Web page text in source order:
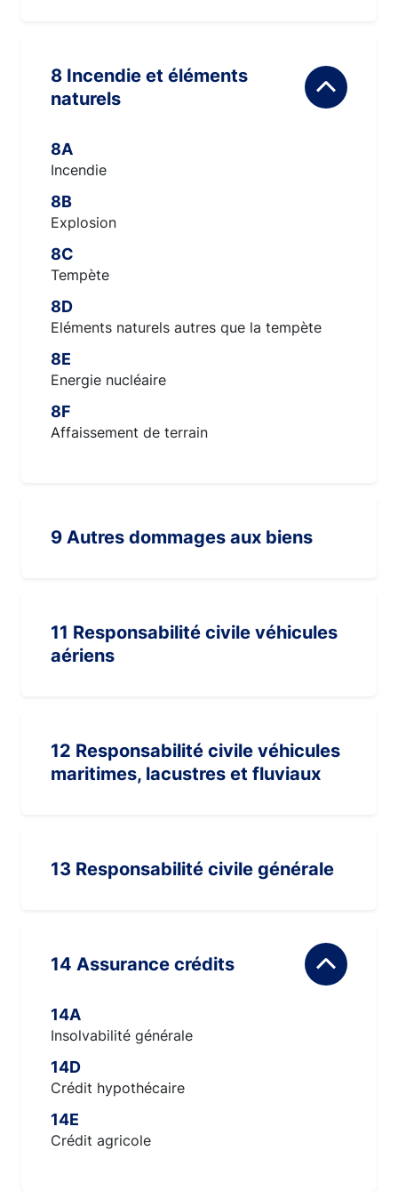
8 Incendie et éléments
naturels
8A
Incendie
8B
Explosion
8C
Tempète
8D
Eléments naturels autres que la tempète
8E
Energie nucléaire
8F
Affaissement de terrain
9 Autres dommages aux biens
11 Responsabilité civile véhicules
aériens
12 Responsabilité civile véhicules
maritimes, lacustres et fluviaux
13 Responsabilité civile générale
14 Assurance crédits
14A
Insolvabilité générale
14D
Crédit hypothécaire
14E
Crédit agricole